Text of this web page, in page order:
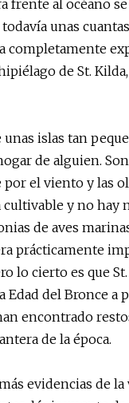
frente al océano
unas
completamente
de St.
unas islas tan
de alguien.
el viento y las
cultivable y no hay
de aves
prácticamente
lo cierto es que
Edad del Bronce a
encontrado
de la época.
evidencias de la